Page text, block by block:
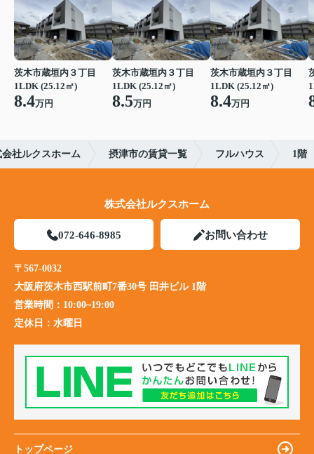
茨木市蔵垣内３丁目
1LDK (25.12㎡)
8.4万円
茨木市蔵垣内３丁目
1LDK (25.12㎡)
8.5万円
茨木市蔵垣内３丁目
1LDK (25.12㎡)
8.4万円
社ルクスホーム 摂津市の賃貸一覧 フルハウス 1階
株式会社ルクスホーム
072-646-8985 お問い合わせ
〒567-0032
大阪府茨木市西駅前町7番30号 田井ビル 1階
営業時間： 10:00~19:00
定休日： 水曜日
トップページ